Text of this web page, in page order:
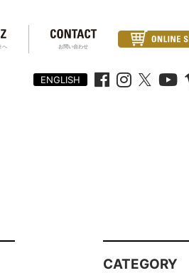
へ お問い合わせ
ENGLISH
CATEGORY